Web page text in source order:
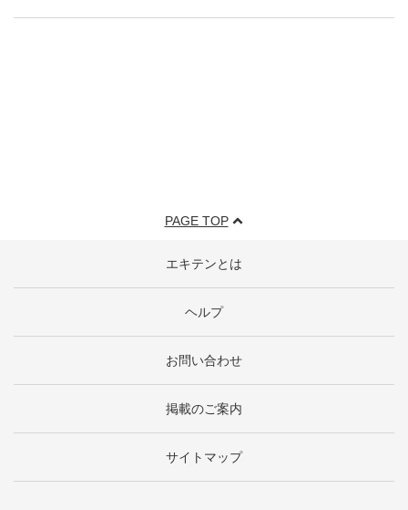
PAGE TOP
エキテンとは
ヘルプ
お問い合わせ
掲載のご案内
サイトマップ